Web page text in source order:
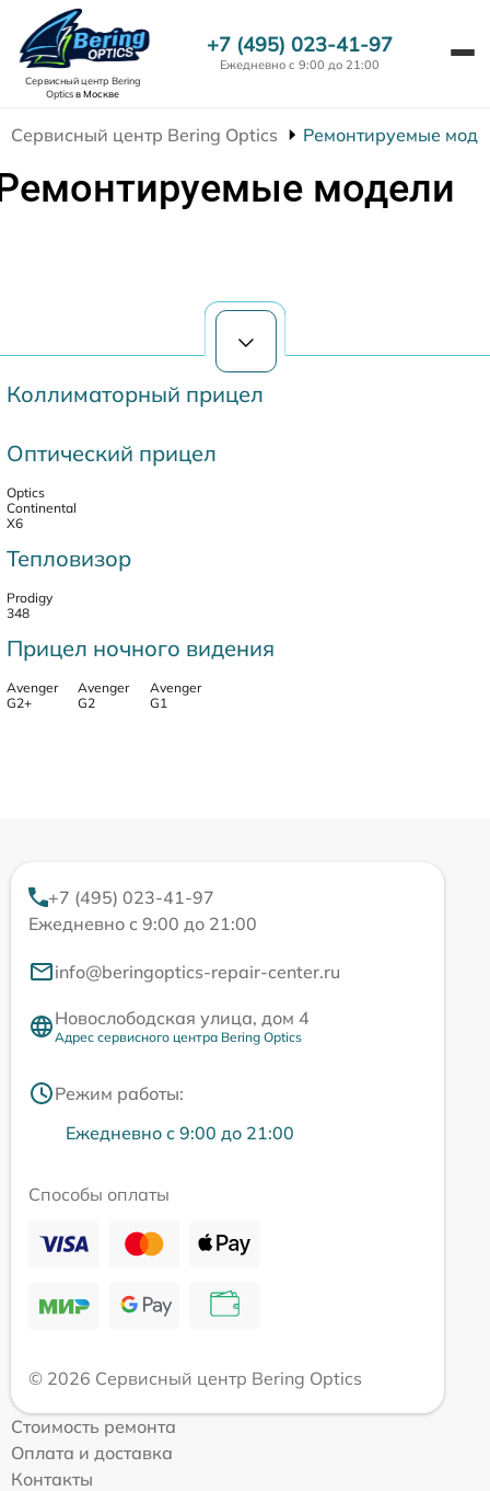
Сервисный центр Bering
Opticsв Москве
+7 (495) 023-41-97
Ежедневно с 9:00 до 21:00
Сервисный центр Bering Optics Ремонтируемые
модели
Коллиматорный прицел
Оптический прицел
Optics
Continental
X6
Тепловизор
Prodigy
348
Прицел ночного видения
Avenger
G2+
Avenger
G2
Avenger
G1
+7 (495) 023-41-97
Ежедневно с 9:00 до 21:00
info@beringoptics-repair-center.ru
Новослободская улица, дом 4
Адрес сервисного центра Bering Optics
Режим работы:
Ежедневно с 9:00 до 21:00
Способы оплаты
© 2026 Сервисный центр Bering Optics
Стоимость ремонта
Оплата и доставка
Контакты